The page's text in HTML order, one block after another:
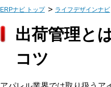
ERPナビ トップ ライフデザインナビ
出荷管理と
コツ